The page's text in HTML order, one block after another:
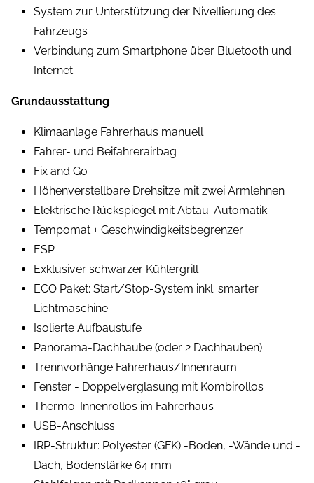
System zur Unterstützung der Nivellierung des
Fahrzeugs
Verbindung zum Smartphone über Bluetooth und
Internet
Grundausstattung
Klimaanlage Fahrerhaus manuell
Fahrer- und Beifahrerairbag
Fix and Go
Höhenverstellbare Drehsitze mit zwei Armlehnen
Elektrische Rückspiegel mit Abtau-Automatik
Tempomat + Geschwindigkeitsbegrenzer
ESP
Exklusiver schwarzer Kühlergrill
ECO Paket: Start/Stop-System inkl. smarter
Lichtmaschine
Isolierte Aufbaustufe
Panorama-Dachhaube (oder 2 Dachhauben)
Trennvorhänge Fahrerhaus/Innenraum
Fenster - Doppelverglasung mit Kombirollos
Thermo-Innenrollos im Fahrerhaus
USB-Anschluss
IRP-Struktur: Polyester (GFK) -Boden, -Wände und -
Dach, Bodenstärke 64 mm